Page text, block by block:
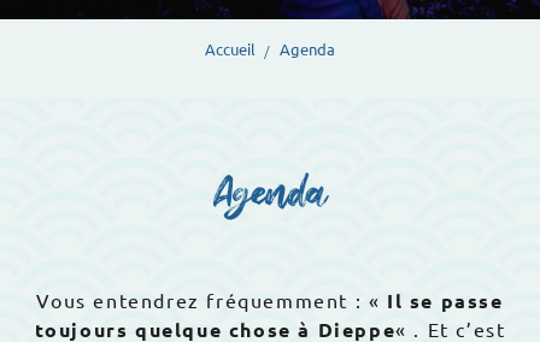
Accueil Agenda
Agenda
Vous entendrez fréquemment : « Il se passe
toujours quelque chose à Dieppe« . Et c’est